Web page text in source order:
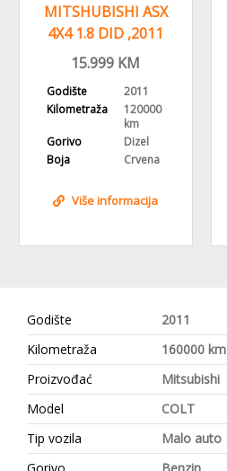
MITSHUBISHI ASX
4X4 1.8 DID ,2011
GOD, ALU
15.999 KM
Godište
2011
Kilometraža
120000
km
Gorivo
Dizel
Boja
Crvena
Više informacija
Godište
2011
Kilometraža
160000 km
Proizvođać
Mitsubishi
Model
COLT
Tip vozila
Malo auto